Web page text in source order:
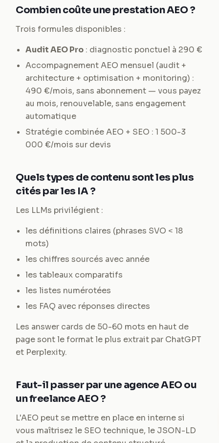
Combien coûte une prestation AEO ?
Trois formules disponibles :
Audit AEO Pro : diagnostic ponctuel à 290 €
Accompagnement AEO mensuel (audit +
architecture + optimisation + monitoring) :
490 €/mois, sans abonnement — vous payez
au mois, renouvelable, sans engagement
automatique
Stratégie combinée AEO + SEO : 1 500-3
000 €/mois sur devis
Quels types de contenu sont les plus
cités par les IA ?
Les LLMs privilégient :
les définitions claires (phrases SVO < 18
mots)
les chiffres sourcés avec année
les tableaux comparatifs
les listes numérotées
les FAQ avec réponses directes
Les answer cards de 50-60 mots en haut de
page sont le format le plus extrait par ChatGPT
et Perplexity.
Faut-il passer par une agence AEO ou
un freelance AEO ?
L'AEO peut se mettre en place en interne si
vous maîtrisez le SEO technique, le JSON-LD